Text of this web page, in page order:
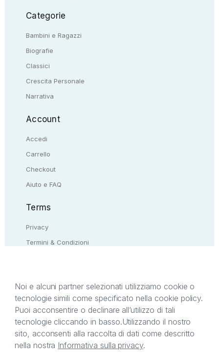
Categorie
Bambini e Ragazzi
Biografie
Classici
Crescita Personale
Narrativa
Account
Accedi
Carrello
Checkout
Aiuto e FAQ
Terms
Privacy
Termini & Condizioni
Il presente sito web è di proprietà di StreetLib S.r.l.
C.F. e P.IVA 05338720963. StreetLib S.r.l. è
titolare di tutti i diritti di proprietà intellettuale
afferenti ai marchi, loghi e segni distintivi presenti
sul sito web. Si invita l’utente a prendere visione
Noi e alcuni partner selezionati utilizziamo cookie o
tecnologie simili come specificato nella cookie policy.
Puoi acconsentire o declinare all’utilizzo di tali
tecnologie cliccando in basso.Utilizzando il nostro
sito, acconsenti alla raccolta di dati come descritto
nella nostra Informativa sulla privacy.